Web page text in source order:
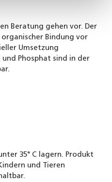
Beratung gehen vor. Der
Bindung vor
Umsetzung
Phosphat sind in der
35° C lagern. Produkt
und Tieren